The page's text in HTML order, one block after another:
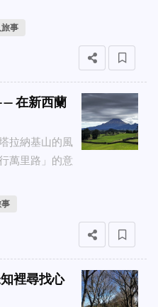
事
在新西蘭
拉納基山的風
萬里路」的意
裡尋找心